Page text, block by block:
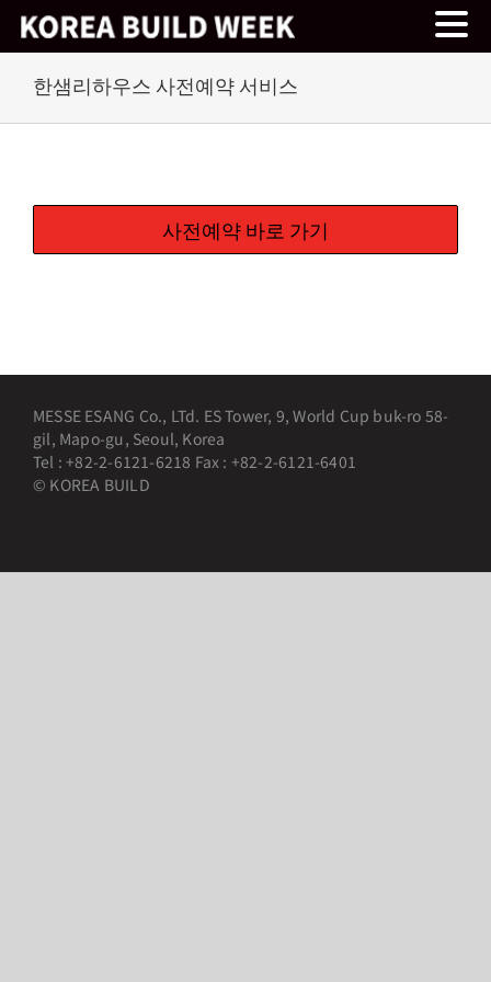
Skip
한샘리하우스 사전예약 서비스
사전예약 바로 가기
MESSE ESANG Co., LTd. ES Tower, 9, World Cup buk-ro 58-
gil, Mapo-gu, Seoul, Korea
Tel : +82-2-6121-6218 Fax : +82-2-6121-6401
© KOREA BUILD